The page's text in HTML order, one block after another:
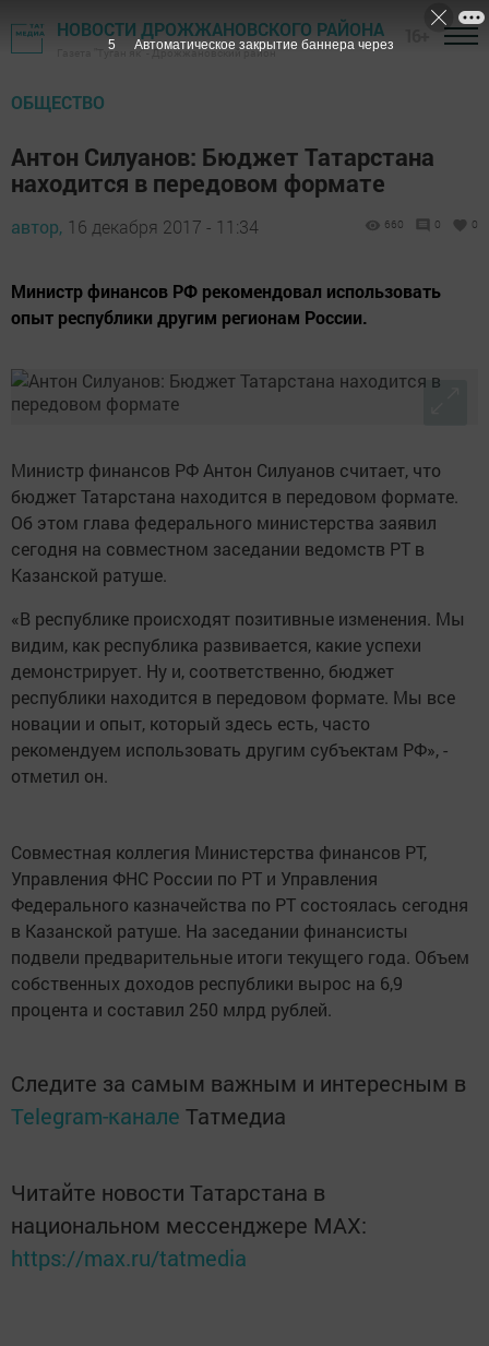
НОВОСТИ ДРОЖЖАНОВСКОГО РАЙОНА
Газета "Туган як" - Дрожжановский район
ОБЩЕСТВО
Антон Силуанов: Бюджет Татарстана
находится в передовом формате
автор, 16 декабря 2017 - 11:34 660 0 0
Министр финансов РФ рекомендовал использовать
опыт республики другим регионам России.
Министр финансов РФ Антон Силуанов считает, что
бюджет Татарстана находится в передовом формате.
Об этом глава федерального министерства заявил
сегодня на совместном заседании ведомств РТ в
Казанской ратуше.
«В республике происходят позитивные изменения. Мы
видим, как республика развивается, какие успехи
демонстрирует. Ну и, соответственно, бюджет
республики находится в передовом формате. Мы все
новации и опыт, который здесь есть, часто
рекомендуем использовать другим субъектам РФ», -
отметил он.
Совместная коллегия Министерства финансов РТ,
Управления ФНС России по РТ и Управления
Федерального казначейства по РТ состоялась сегодня
в Казанской ратуше. На заседании финансисты
подвели предварительные итоги текущего года. Объем
собственных доходов республики вырос на 6,9
процента и составил 250 млрд рублей.
Следите за самым важным и интересным в
Telegram-канале Татмедиа
Читайте новости Татарстана в
национальном мессенджере MАХ:
https://max.ru/tatmedia
4 Автоматическое закрытие баннера через